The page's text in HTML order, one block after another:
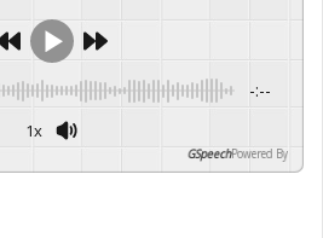
-:--
1x
Powered By
GSpeech